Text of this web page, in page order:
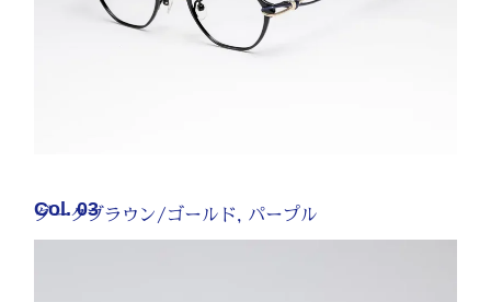
Col. 03
ダークブラウン/ゴールド, パープル